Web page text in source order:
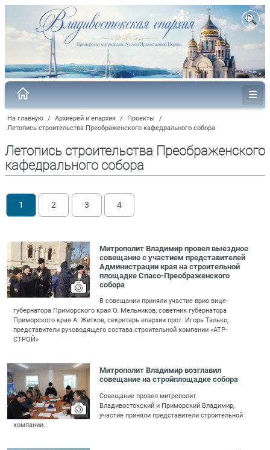
На главную / Архиерей и епархия / Проекты
/
Летопись строительства Преображенского кафедрального собора
Летопись строительства Преображенского
кафедрального собора
1 2 3 4
Митрополит Владимир провел выездное
совещание с участием представителей
Администрации края на строительной
площадке Спасо-Преображенского
собора
В совещании приняли участие врио вице-
губернатора Приморского края О. Мельников, советник губернатора
Приморского края А. Житков, секретарь епархии прот. Игорь Талько,
представители руководящего состава строительной компании «АТР-
СТРОЙ»
Митрополит Владимир возглавил
совещание на стройплощадке собора
Совещание провел митрополит
Владивостокский и Приморский Владимир,
участие приняли представители строительной
компании.